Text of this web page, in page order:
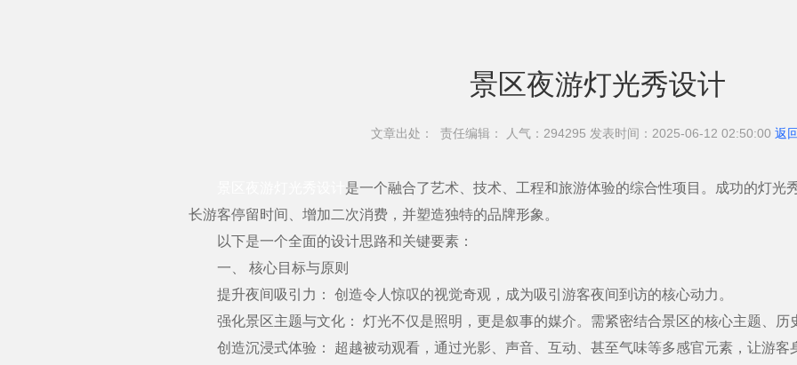
景区夜游灯光秀设计
文章出处： 责任编辑： 人气：294295 发表时间：2025-06-12 02:50:00 返
是一个融合了艺术、技术、工程和旅游体验的综合性项目。成功的灯光
长游客停留时间、增加二次消费，并塑造独特的品牌形象。
以下是一个全面的设计思路和关键要素：
一、 核心目标与原则
提升夜间吸引力： 创造令人惊叹的视觉奇观，成为吸引游客夜间到访的核心动力。
强化景区主题与文化： 灯光不仅是照明，更是叙事的媒介。需紧密结合景区的核心主题、历
创造沉浸式体验： 超越被动观看，通过光影、声音、互动、甚至气味等多感官元素，让游客